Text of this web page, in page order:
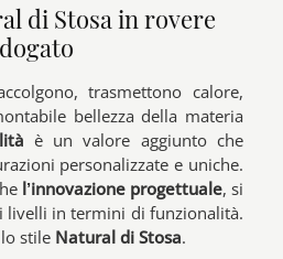
di Stosa in rovere
dogato
trasmettono calore,
bellezza della materia
è un valore aggiunto che
personalizzate e uniche.
l’innovazione progettuale, si
livelli in termini di funzionalità.
stile Natural di Stosa.